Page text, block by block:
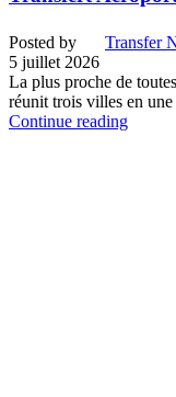
Posted by
Transfer
5 juillet 2026
La plus proche de
réunit trois villes en
Continue reading